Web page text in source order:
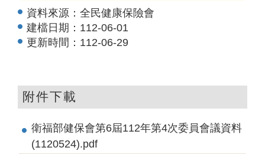
資料來源： 全民健康保險會
建檔日期： 112-06-01
更新時間： 112-06-29
附件下載
衛福部健保會第6屆112年第4次委員會議資料
(1120524).pdf